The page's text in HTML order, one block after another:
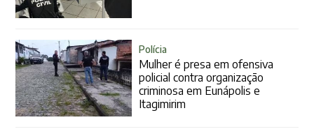
Polícia
Mulher é presa em ofensiva
policial contra organização
criminosa em Eunápolis e
Itagimirim